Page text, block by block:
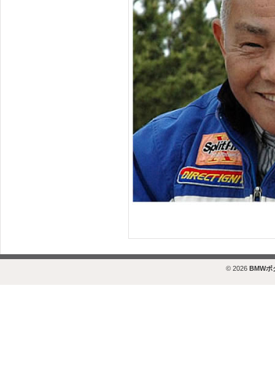
© 2026BMWボ